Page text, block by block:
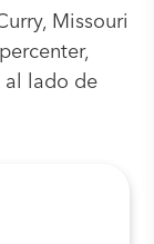
Missouri
al lado de